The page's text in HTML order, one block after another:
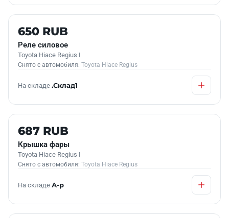
Б/У В НАЛИЧИИ
650 RUB
Реле силовое
Toyota Hiace Regius I
Снято с автомобиля: Toyota Hiace Regius
На складе .Склад1
Б/У В НАЛИЧИИ
687 RUB
Крышка фары
Toyota Hiace Regius I
Снято с автомобиля: Toyota Hiace Regius
На складе А-р